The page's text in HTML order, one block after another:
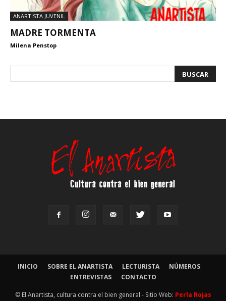
ANARTISTA JUVENIL
MADRE TORMENTA
Milena Penstop
INICIO SOBRE EL ANARTISTA LECTURISTA
NÚMEROS
ENTREVISTAS
CONTACTO
© El Anartista, cultura contra el bien general - Sitio Web: Perla Rojas